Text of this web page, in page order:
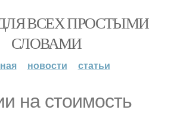
ВСЕХ ПРОСТЫМИ
СЛОВАМИ
новости статьи
на стоимость